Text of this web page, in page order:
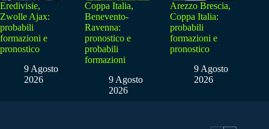
Eredivisie,
Zwolle Ajax:
probabili
formazioni e
pronostico
9 Agosto
2026
Coppa Italia,
Benevento-
Ravenna:
pronostico e
probabili
formazioni
9 Agosto
2026
Arezzo Brescia,
Coppa Italia:
probabili
formazioni e
pronostico
9 Agosto
2026